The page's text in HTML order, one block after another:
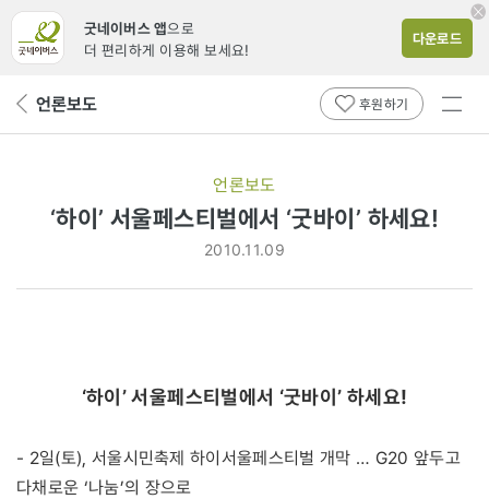
굿네이버스 앱으로
더 편리하게 이용해 보세요!
다운로드
뒤 언론보도 후원하기
전체
언론보도
‘하이’ 서울페스티벌에서 ‘굿바이’ 하세요!
2010.11.09
‘하이’ 서울페스티벌에서 ‘굿바이’ 하세요!
- 2일(토), 서울시민축제 하이서울페스티벌 개막 … G20 앞두고
다채로운 ‘나눔’의 장으로